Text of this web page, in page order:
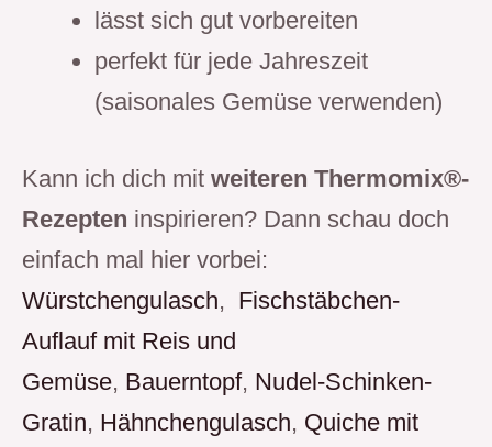
lässt sich gut vorbereiten
perfekt für jede Jahreszeit
(saisonales Gemüse verwenden)
Kann ich dich mit weiteren Thermomix®-
Rezepten inspirieren? Dann schau doch
einfach mal hier vorbei:
Würstchengulasch, Fischstäbchen-
Auflauf mit Reis und
Gemüse, Bauerntopf, Nudel-Schinken-
Gratin, Hähnchengulasch, Quiche mit